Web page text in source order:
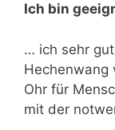
Ich bin
… ich sehr
Hechenwang
Ohr für
mit der